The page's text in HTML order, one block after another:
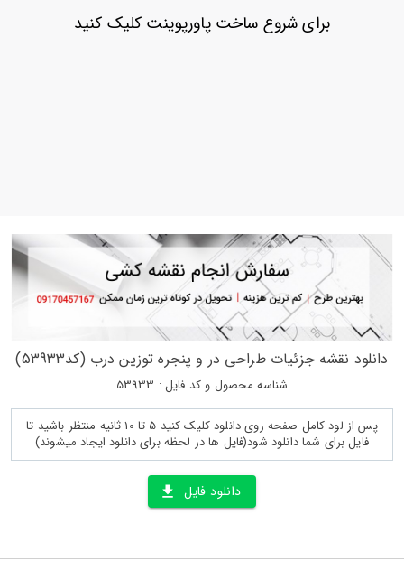
بازیابی
برای شروع ساخت پاورپوینت کلیک کنید
دانلود نقشه جزئیات طراحی در و پنجره توزین درب (کد53933)
شناسه محصول و کد فایل : 53933
پس از لود کامل صفحه روی دانلود کلیک کنید 5 تا 10 ثانیه منتظر باشید تا
فایل برای شما دانلود شود(فایل ها در لحظه برای دانلود ایجاد میشوند)
دانلود فایل